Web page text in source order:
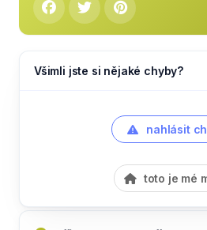
Všimli jste si nějaké chyby?
nahlásit
toto je mé